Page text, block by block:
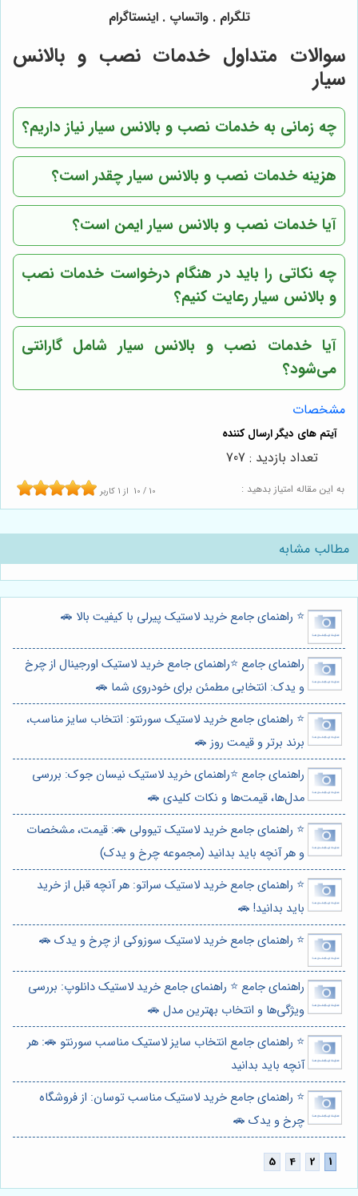
تلگرام . واتساپ . اینستاگرام
سوالات متداول خدمات نصب و بالانس
سیار
چه زمانی به خدمات نصب و بالانس سیار نیاز داریم؟
هزینه خدمات نصب و بالانس سیار چقدر است؟
آیا خدمات نصب و بالانس سیار ایمن است؟
چه نکاتی را باید در هنگام درخواست خدمات نصب
و بالانس سیار رعایت کنیم؟
آیا خدمات نصب و بالانس سیار شامل گارانتی
می‌شود؟
مشخصات
به این مقاله امتیاز بدهید : 10 / 10 از 1 کاربر
تعداد بازدید : 707
مطالب مشابه
⭐️ راهنمای جامع خرید لاستیک پیرلی با کیفیت بالا 🚗
راهنمای جامع ⭐️راهنمای جامع خرید لاستیک اورجینال از چرخ
و یدک: انتخابی مطمئن برای خودروی شما 🚗
⭐️ راهنمای جامع خرید لاستیک سورنتو: انتخاب سایز مناسب،
برند برتر و قیمت روز 🚗
راهنمای جامع ⭐️راهنمای خرید لاستیک نیسان جوک: بررسی
مدل‌ها، قیمت‌ها و نکات کلیدی 🚗
⭐️ راهنمای جامع خرید لاستیک تیوولی 🚗: قیمت، مشخصات
و هر آنچه باید بدانید (مجموعه چرخ و یدک)
⭐️ راهنمای جامع خرید لاستیک سراتو: هر آنچه قبل از خرید
باید بدانید! 🚗
⭐️ راهنمای جامع خرید لاستیک سوزوکی از چرخ و یدک 🚗
راهنمای جامع ⭐️ راهنمای جامع خرید لاستیک دانلوپ: بررسی
ویژگی‌ها و انتخاب بهترین مدل 🚗
⭐️ راهنمای جامع انتخاب سایز لاستیک مناسب سورنتو 🚗: هر
آنچه باید بدانید
⭐️ راهنمای جامع خرید لاستیک مناسب توسان: از فروشگاه
چرخ و یدک 🚗